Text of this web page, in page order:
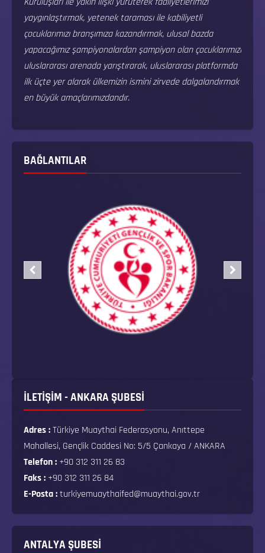
yaygınlaştırmak, yetenek taraması ile kabiliyetli
çocuklarımızı branşımıza kazandırmak, ulusal bazda
yapacağımız şampiyonalardan şampiyon olan çocuklarımızı
uluslararası arenada yarıştırarak, uluslararası platformda
ilk üçte yer alarak ülkemizin ismini zirvede dalgalandırmak
en büyük amaçlarımızdandır.
BAĞLANTILAR
İLETİŞİM - ANKARA ŞUBESİ
Adres :Türkiye Muaythai Federasyonu, Anıttepe
Mahallesi, Gençlik Caddesi No: 5/5 Çankaya / ANKARA
Telefon : +90 312 311 26 83
Faks : +90 312 311 26 84
E-Posta :turkiyemuaythaifed@muaythai.gov.tr
ANTALYA ŞUBESİ